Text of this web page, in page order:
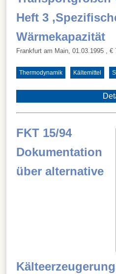
Heft 3
Wärmekapazität
Frankfurt am Main, 01.03.1995 , €
Thermodynamik Kältemittel
FKT 15/94
Dokumentation
über alternative